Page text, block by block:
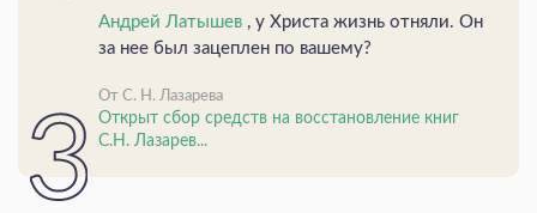
Андрей Латышев , у Христа жизнь отняли. Он
за нее был зацеплен по вашему?
От С. Н. Лазарева
Открыт сбор средств на восстановление книг
С.Н. Лазарев...